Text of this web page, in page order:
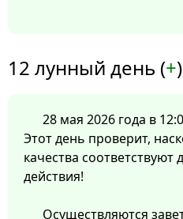
12 лунный день (+)
28 мая 2026 года в
Этот день проверит,
качества соответствуют
действия!
Осуществляются